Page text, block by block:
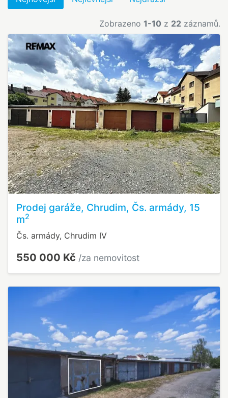
Zobrazeno 1-10 z 22 záznamů.
Prodej garáže, Chrudim, Čs. armády, 15
m2
Čs. armády, Chrudim IV
550 000 Kč /za nemovitost